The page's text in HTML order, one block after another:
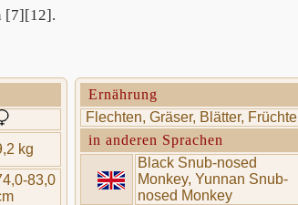
[7][12].
kg
83,0
Ernährung
Flechten, Gräser, Blätter, Früchte
in anderen Sprachen
Black Snub-nosed
Monkey, Yunnan Snub-
nosed Monkey